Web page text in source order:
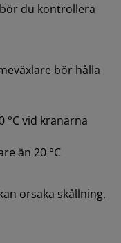
du kontrollera
bör hålla
°C vid kranarna
än 20 °C
orsaka skållning.